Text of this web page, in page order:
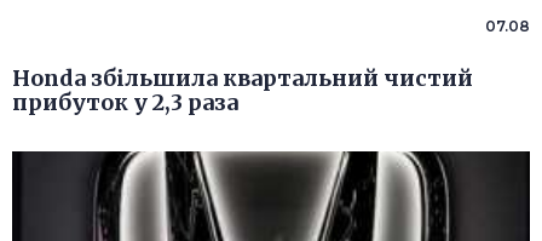
07.08
Honda збільшила квартальний чистий
прибуток у 2,3 раза